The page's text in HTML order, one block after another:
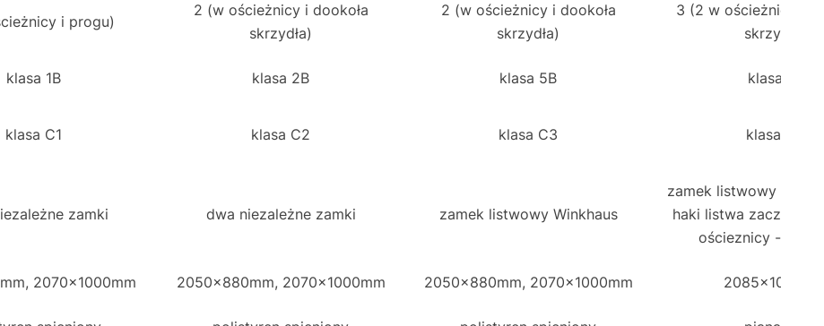
i progu)
2 (w ościeżnicy i dookoła
skrzydła)
2 (w ościeżnicy i dookoła
skrzydła)
3 (2 w ościeżnicy i 1
skrzydła)
klasa 1B klasa 2B klasa 5B klasa 7B
klasa C1 klasa C2 klasa C3 klasa C3
zamki dwa niezależne zamki zamek listwowy Winkhaus
zamek listwowy Roto
haki listwa
ościeznicy - do
2070x1000mm 2050x880mm, 2070x1000mm 2050x880mm, 2070x1000mm